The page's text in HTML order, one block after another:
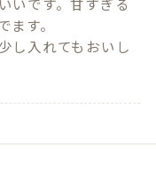
す。
し入れてもおいし